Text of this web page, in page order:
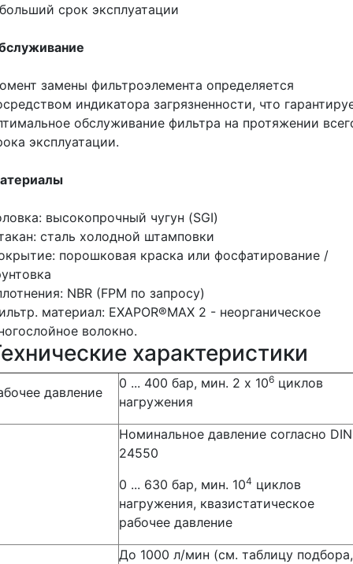
срок эксплуатации
замены фильтроэлемента определяется
индикатора загрязненности, что
обслуживание фильтра на протяжении
эксплуатации.
высокопрочный чугун (SGI)
сталь холодной штамповки
порошковая краска или фосфатирование /
NBR (FPM по запросу)
материал: ЕХAРOR®МAХ 2 - неорганическое
волокно.
характеристики
давление
0 ... 400 бар, мин. 2 x 106 циклов
нагружения
Номинальное давление согласно DIN
24550
0 ... 630 бар, мин. 104 циклов
нагружения, квазистатическое
рабочее давление
До 1000 л/мин (см. таблицу подбора,